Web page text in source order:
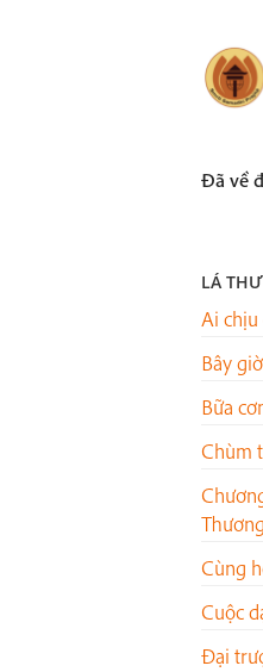
Đã về
LÁ
Ai chịu
Bây
Bữa
Chùm
Cùng
Cuộc
Đại